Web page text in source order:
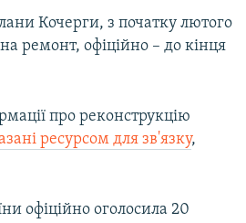
Кочерги, з початку лютого
ремонт, офіційно – до кінця
про реконструкцію
ресурсом для зв'язку,
офіційно оголосила 20